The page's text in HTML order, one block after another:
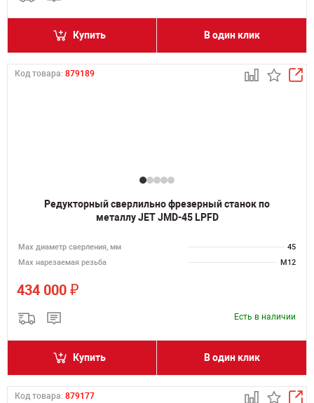
Купить В один клик
Код товара: 879189
Редукторный сверлильно фрезерный станок по
металлу JET JMD-45 LPFD
Мах диаметр сверления, мм
45
Мах нарезаемая резьба
M12
434 000 ₽
Есть в наличии
Купить В один клик
Код товара: 879177